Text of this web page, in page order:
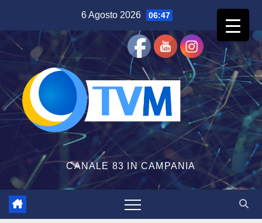
contenuto
6 Agosto 2026 06:47
CANALE 83 IN CAMPANIA